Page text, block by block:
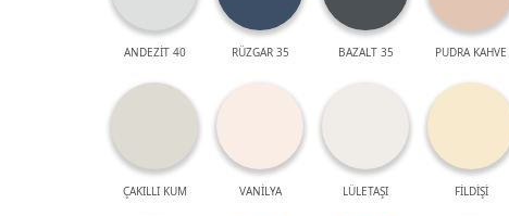
ANDEZİT 40 RÜZGAR 35 BAZALT 35 PUDRA KAHVE
ÇAKILLI KUM VANİLYA LÜLETAŞI FİLDİŞİ